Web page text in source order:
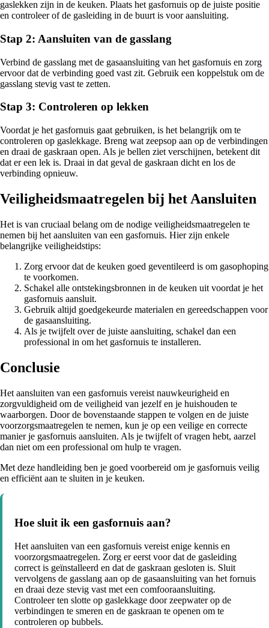
gaslekken zijn in de keuken. Plaats het gasfornuis op de juiste positie
en controleer of de gasleiding in de buurt is voor aansluiting.
Stap 2: Aansluiten van de gasslang
Verbind de gasslang met de gasaansluiting van het gasfornuis en zorg
ervoor dat de verbinding goed vast zit. Gebruik een koppelstuk om de
gasslang stevig vast te zetten.
Stap 3: Controleren op lekken
Voordat je het gasfornuis gaat gebruiken, is het belangrijk om te
controleren op gaslekkage. Breng wat zeepsop aan op de verbindingen
en draai de gaskraan open. Als je bellen ziet verschijnen, betekent dit
dat er een lek is. Draai in dat geval de gaskraan dicht en los de
verbinding opnieuw.
Veiligheidsmaatregelen bij het Aansluiten
Het is van cruciaal belang om de nodige veiligheidsmaatregelen te
nemen bij het aansluiten van een gasfornuis. Hier zijn enkele
belangrijke veiligheidstips:
Zorg ervoor dat de keuken goed geventileerd is om gasophoping
te voorkomen.
Schakel alle ontstekingsbronnen in de keuken uit voordat je het
gasfornuis aansluit.
Gebruik altijd goedgekeurde materialen en gereedschappen voor
de gasaansluiting.
Als je twijfelt over de juiste aansluiting, schakel dan een
professional in om het gasfornuis te installeren.
Conclusie
Het aansluiten van een gasfornuis vereist nauwkeurigheid en
zorgvuldigheid om de veiligheid van jezelf en je huishouden te
waarborgen. Door de bovenstaande stappen te volgen en de juiste
voorzorgsmaatregelen te nemen, kun je op een veilige en correcte
manier je gasfornuis aansluiten. Als je twijfelt of vragen hebt, aarzel
dan niet om een professional om hulp te vragen.
Met deze handleiding ben je goed voorbereid om je gasfornuis veilig
en efficiënt aan te sluiten in je keuken.
Hoe sluit ik een gasfornuis aan?
Het aansluiten van een gasfornuis vereist enige kennis en
voorzorgsmaatregelen. Zorg er eerst voor dat de gasleiding
correct is geïnstalleerd en dat de gaskraan gesloten is. Sluit
vervolgens de gasslang aan op de gasaansluiting van het fornuis
en draai deze stevig vast met een comfooraansluiting.
Controleer ten slotte op gaslekkage door zeepwater op de
verbindingen te smeren en de gaskraan te openen om te
controleren op bubbels.